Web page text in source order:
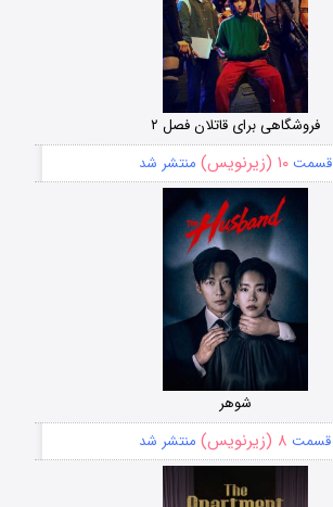
فروشگاهی برای قاتلان فصل ۲
قسمت۱۰ (زیرنویس) منتشر شد
شوهر
قسمت ۸ (زیرنویس) منتشر شد